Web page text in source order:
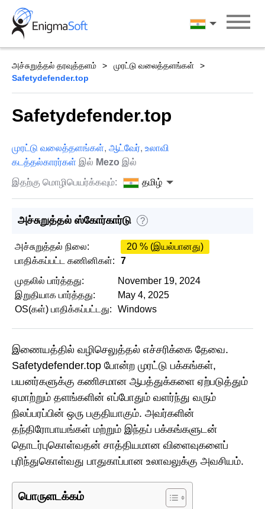
Skip
content
தமிழ்
அச்சுறுத்தல் தரவுத்தளம்
முரட்டு வலைத்தளங்கள்
Safetydefender.top
Safetydefender.top
முரட்டு வலைத்தளங்கள், ஆட்வேர், உலாவி
கடத்தல்காரர்கள் இல் Mezo இல்
இதற்கு மொழிபெயர்க்கவும்:
தமிழ்
அச்சுறுத்தல் ஸ்கோர்கார்டு ?
அச்சுறுத்தல் நிலை:
20 % (இயல்பானது)
பாதிக்கப்பட்ட கணினிகள்:
7
முதலில் பார்த்தது:
November 19, 2024
இறுதியாக பார்த்தது:
May 4, 2025
OS(கள்) பாதிக்கப்பட்டது:
Windows
இணையத்தில் வழிசெலுத்தல் எச்சரிக்கை தேவை.
Safetydefender.top போன்ற முரட்டு பக்கங்கள்,
பயனர்களுக்கு கணிசமான ஆபத்துக்களை ஏற்படுத்தும்
ஏமாற்றும் தளங்களின் எப்போதும் வளர்ந்து வரும்
நிலப்பரப்பின் ஒரு பகுதியாகும். அவர்களின்
தந்திரோபாயங்கள் மற்றும் இந்தப் பக்கங்களுடன்
தொடர்புகொள்வதன் சாத்தியமான விளைவுகளைப்
புரிந்துகொள்வது பாதுகாப்பான உலாவலுக்கு அவசியம்.
பொருளடக்கம்